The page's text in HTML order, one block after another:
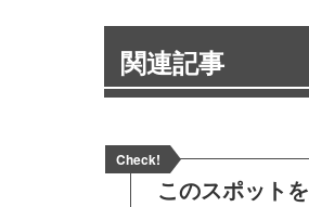
関連記事
Check!
このスポット